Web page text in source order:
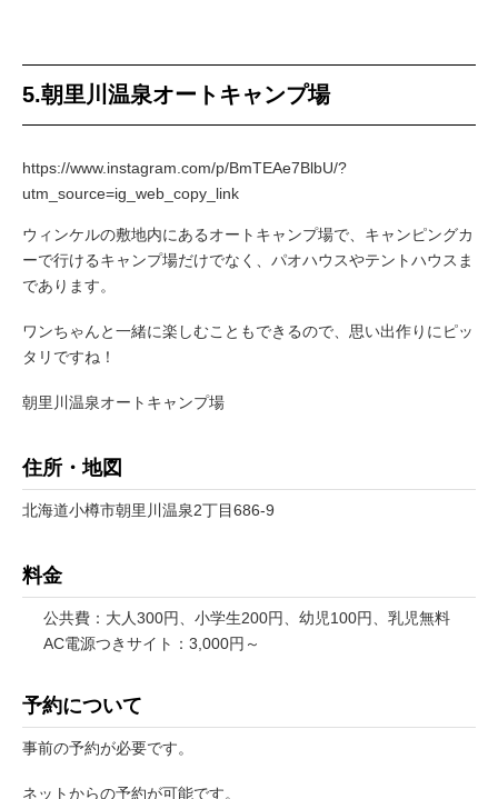
5.朝里川温泉オートキャンプ場
https://www.instagram.com/p/BmTEAe7BlbU/?
utm_source=ig_web_copy_link
ウィンケルの敷地内にあるオートキャンプ場で、キャンピングカ
ーで行けるキャンプ場だけでなく、パオハウスやテントハウスま
であります。
ワンちゃんと一緒に楽しむこともできるので、思い出作りにピッ
タリですね！
朝里川温泉オートキャンプ場
住所・地図
北海道小樽市朝里川温泉2丁目686-9
料金
公共費：大人300円、小学生200円、幼児100円、乳児無料
AC電源つきサイト：3,000円～
予約について
事前の予約が必要です。
ネットからの予約が可能です。